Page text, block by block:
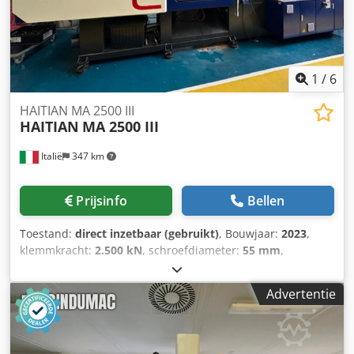
ergonomische speciale uitvoering, 2-traps 180°
voorwaarts/achterwaarts afwisselend 8. Spuitmonden:
Open spuitmond 45 mm met mondstukpunt 9. In-mould
naaldmonden: Elektrisch &
1 / 6
Italië 347 km
HAITIAN MA 2500 III
HAITIAN MA 2500 III
Prijsinfo Bellen
Toestand: direct inzetbaar (gebruikt), Bouwjaar: 2023,
klemmkracht: 2.500 kN, schroefdiameter: 55 mm,
, Hydraulische spuitgietmachine
vervaardigd in 2023. Deze HAITIAN MA 2500 III heeft een
sluitkracht van 250 ton en een dekgrootte van 850 x 850
mm. De machine heeft een indrukwekkende injectiedruk
van 1850 bar en een schroefdiameter van 55 mm. Als u op
zoek bent naar hoogwaardige spuitgietcapaciteiten,
Advertentie